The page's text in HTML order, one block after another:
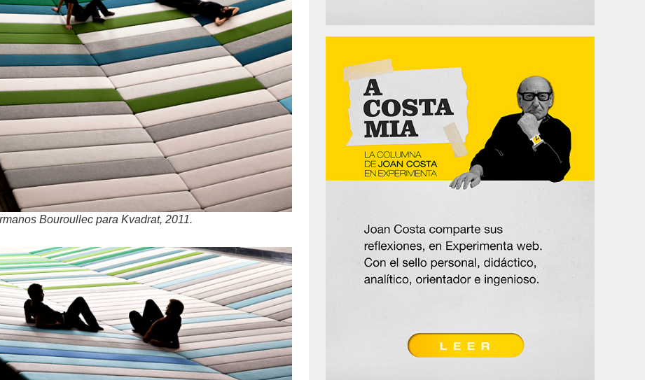
Bouroullec para Kvadrat, 2011.